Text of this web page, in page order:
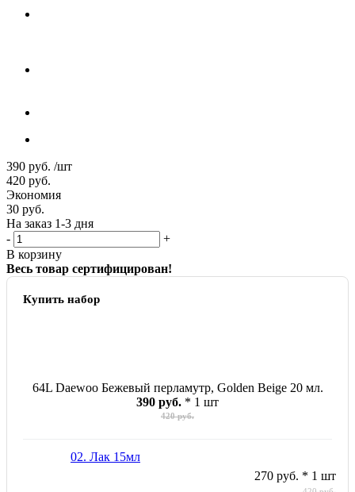
390 руб. /шт
420 руб.
Экономия
30 руб.
На заказ 1-3 дня
-
+
В корзину
Весь товар сертифицирован!
Купить набор
64L Daewoo Бежевый перламутр, Golden Beige 20 мл.
390 руб. * 1 шт
420 руб.
02. Лак 15мл
270 руб. * 1 шт